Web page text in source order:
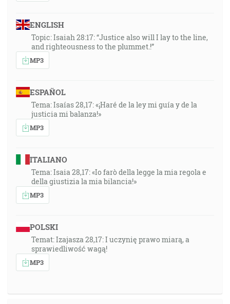
ENGLISH
Topic: Isaiah 28:17: “Justice also will I lay to the line,
and righteousness to the plummet.!”
MP3
ESPAÑOL
Tema: Isaías 28,17: «¡Haré de la ley mi guía y de la
justicia mi balanza!»
MP3
ITALIANO
Tema: Isaia 28,17: «Io farò della legge la mia regola e
della giustizia la mia bilancia!»
MP3
POLSKI
Temat: Izajasza 28,17: I uczynię prawo miarą, a
sprawiedliwość wagą!
MP3